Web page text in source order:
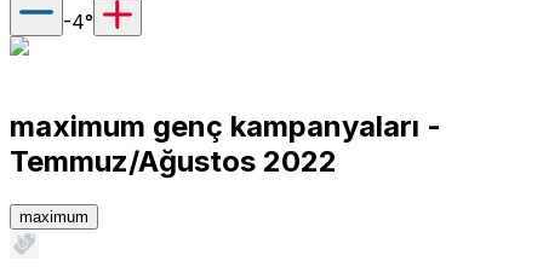
-4°
maximum genç kampanyaları -
Temmuz/Ağustos 2022
maximum